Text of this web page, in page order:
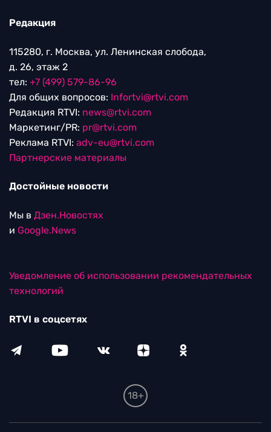
Редакция
115280, г. Москва, ул. Ленинская слобода,
д. 26, этаж 2
тел: +7 (499) 579-86-96
Для общих вопросов: Infortvi@rtvi.com
Редакция RTVI: news@rtvi.com
Маркетинг/PR: pr@rtvi.com
Реклама RTVI: adv-eu@rtvi.com
Партнерские материалы
Достойные новости
Мы в Дзен.Новостях
и Google.News
Уведомление об использовании рекомендательных
технологий
RTVI в соцсетях
18+